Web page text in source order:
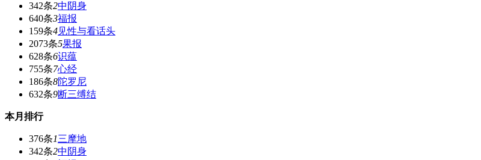
342条2中阴身
640条3福报
159条4见性与看话头
2073条5果报
628条6识蕴
755条7心经
186条8陀罗尼
632条9断三缚结
本月排行
376条1三摩地
342条2中阴身